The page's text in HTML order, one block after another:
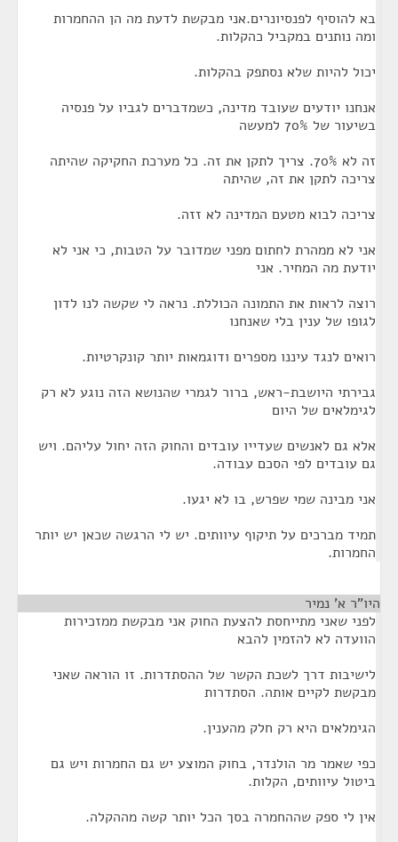
בא להוסיף לפנסיונרים.אני מבקשת לדעת מה הן ההחמרות
ומה נותנים במקביל כהקלות.
יכול להיות שלא נסתפק בהקלות.
אנחנו יודעים שעובד מדינה, כשמדברים לגביו על פנסיה
בשיעור של 70% למעשה
זה לא 70%. צריך לתקן את זה. כל מערכת החקיקה שהיתה
צריכה לתקן את זה, שהיתה
צריכה לבוא מטעם המדינה לא זזה.
אני לא ממהרת לחתום מפני שמדובר על הטבות, כי אני לא
יודעת מה המחיר. אני
רוצה לראות את התמונה הכוללת. נראה לי שקשה לנו לדון
לגופו של ענין בלי שאנחנו
רואים לנגד עיננו מספרים ודוגמאות יותר קונקרטיות.
גבירתי היושבת-ראש, ברור לגמרי שהנושא הזה נוגע לא רק
לגימלאים של היום
אלא גם לאנשים שעדייו עובדים והחוק הזה יחול עליהם. ויש
גם עובדים לפי הסכם עבודה.
אני מבינה שמי שפרש, בו לא יגעו.
תמיד מברכים על תיקוף עיוותים. יש לי הרגשה שכאן יש יותר
החמרות.
היו"ר א' נמיר
לפני שאני מתייחסת להצעת החוק אני מבקשת ממזכירות
הוועדה לא להזמין להבא
לישיבות דרך לשכת הקשר של ההסתדרות. זו הוראה שאני
מבקשת לקיים אותה. הסתדרות
הגימלאים היא רק חלק מהענין.
כפי שאמר מר הולנדר, בחוק המוצע יש גם החמרות ויש גם
ביטול עיוותים, הקלות.
אין לי ספק שההחמרה בסך הכל יותר קשה מההקלה.